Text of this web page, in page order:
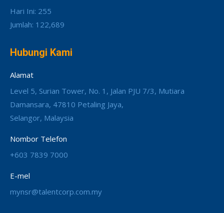
Hari Ini: 255
Jumlah: 122,689
Hubungi Kami
Alamat
Level 5, Surian Tower, No. 1, Jalan PJU 7/3, Mutiara
Damansara, 47810 Petaling Jaya,
Selangor, Malaysia
Nombor Telefon
+603 7839 7000
E-mel
mynsr@talentcorp.com.my